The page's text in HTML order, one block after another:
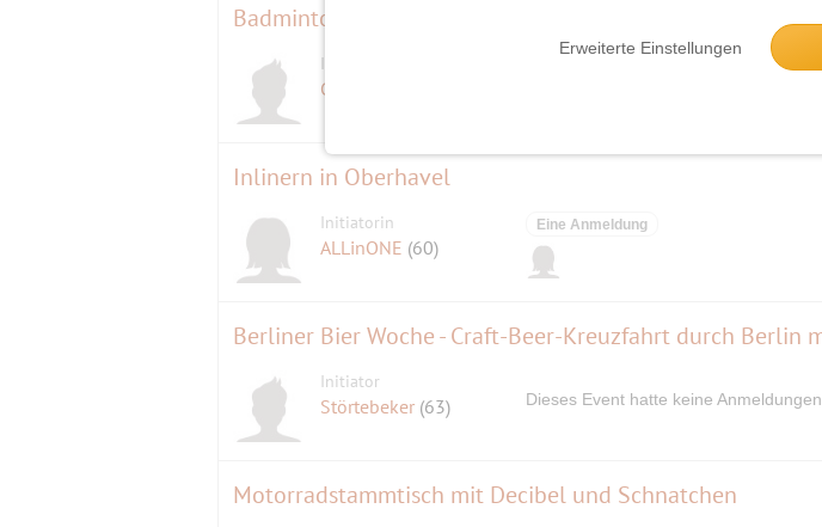
Erweiterte Einstellungen
Badminton zum Wochenausklang
Initiator
Gerhard 72
Inlinern in Oberhavel
Initiatorin
ALLinONE (60)
Eine Anmeldung
Initiator
Störtebeker (63) Dieses Event hatte keine Anmeldungen
Motorradstammtisch mit Decibel und Schnatchen